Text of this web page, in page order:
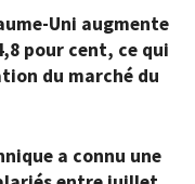
Uni augmente
pour cent, ce qui
du marché du
a connu une